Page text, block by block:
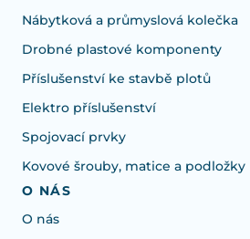
Nábytková a průmyslová kolečka
Drobné plastové komponenty
Příslušenství ke stavbě plotů
Elektro příslušenství
Spojovací prvky
Kovové šrouby, matice a podložky
O NÁS
O nás